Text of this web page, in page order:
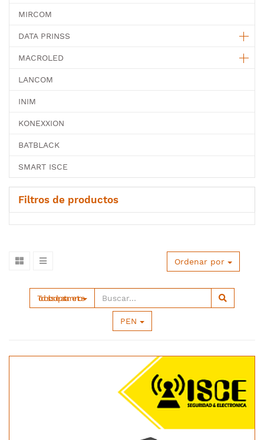
MIRCOM
DATA PRINSS
MACROLED
LANCOM
INIM
KONEXXION
BATBLACK
SMART ISCE
Filtros de productos
Todos los departamentos
PEN
Ordenar por